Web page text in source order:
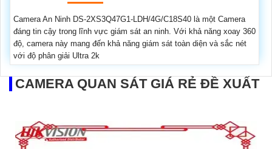
Camera An Ninh DS-2XS3Q47G1-LDH/4G/C18S40 là một Camera
đáng tin cậy trong lĩnh vực giám sát an ninh. Với khả năng xoay 360
độ, camera này mang đến khả năng giám sát toàn diện và sắc nét
với độ phân giải Ultra 2k
CAMERA QUAN SÁT GIÁ RẺ ĐỀ XUẤT